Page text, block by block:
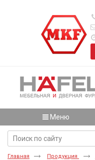
Меню
Главная Продукция